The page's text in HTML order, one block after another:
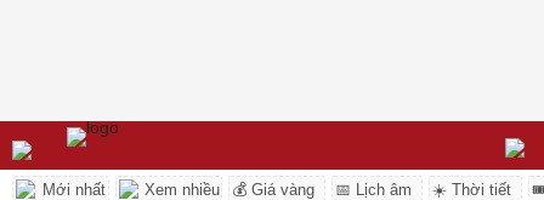
Mới nhất Xem nhiều 💰 Giá vàng 📅 Lịch âm ☀️ Thời tiết